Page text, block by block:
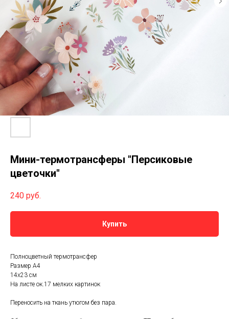
Мини-термотрансферы "Персиковые
цветочки"
240 руб.
Купить
Полноцветный термотрансфер
Размер А4
14х23 см
На листе ок.17 мелких картинок
Переносить на ткань утюгом без пара.